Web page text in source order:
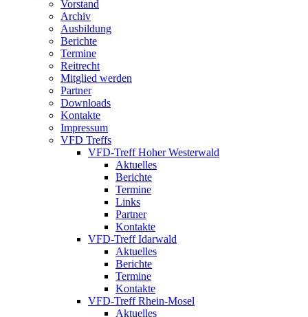
Vorstand
Archiv
Ausbildung
Berichte
Termine
Reitrecht
Mitglied werden
Partner
Downloads
Kontakte
Impressum
VFD Treffs
VFD-Treff Hoher Westerwald
Aktuelles
Berichte
Termine
Links
Partner
Kontakte
VFD-Treff Idarwald
Aktuelles
Berichte
Termine
Kontakte
VFD-Treff Rhein-Mosel
Aktuelles